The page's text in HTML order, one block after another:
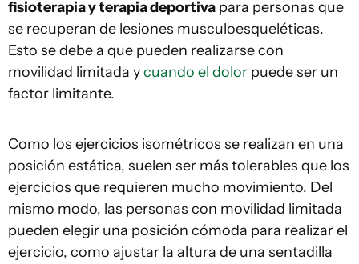
fisioterapia y terapia deportiva para personas que
se recuperan de lesiones musculoesqueléticas.
Esto se debe a que pueden realizarse con
movilidad limitada ycuando el dolor puede ser un
factor limitante.
Como los ejercicios isométricos se realizan en una
posición estática, suelen ser más tolerables que los
ejercicios que requieren mucho movimiento. Del
mismo modo, las personas con movilidad limitada
pueden elegir una posición cómoda para realizar el
ejercicio, como ajustar la altura de una sentadilla